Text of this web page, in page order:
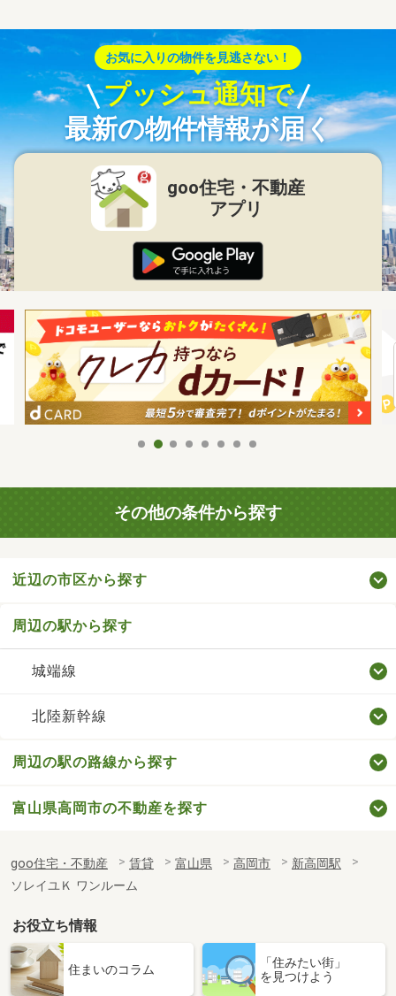
お気に入りの物件を見逃さない！
プッシュ通知で
最新の物件情報が届く
goo住宅・不動産
アプリ
その他の条件から探す
近辺の市区から探す
周辺の駅から探す
城端線
北陸新幹線
周辺の駅の路線から探す
富山県高岡市の不動産を探す
goo住宅・不動産 賃貸 富山県 高岡市
新高岡駅
ソレイユＫ ワンルーム
お役立ち情報
住まいのコラム
「住みたい街」
を見つけよう